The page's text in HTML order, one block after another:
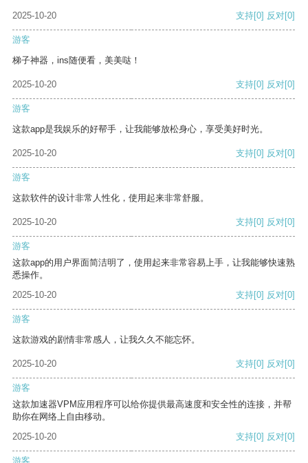
2025-10-20 支持[0] 反对[0]
游客
梯子神器，ins随便看，美美哒！
2025-10-20 支持[0] 反对[0]
游客
这款app是我娱乐的好帮手，让我能够放松身心，享受美好时光。
2025-10-20 支持[0] 反对[0]
游客
这款软件的设计非常人性化，使用起来非常舒服。
2025-10-20 支持[0] 反对[0]
游客
这款app的用户界面简洁明了，使用起来非常容易上手，让我能够快速熟
悉操作。
2025-10-20
支持[0] 反对[0]
游客
这款游戏的剧情非常感人，让我久久不能忘怀。
2025-10-20 支持[0] 反对[0]
游客
这款加速器VPM应用程序可以给你提供最高速度和安全性的连接，并帮
助你在网络上自由移动。
2025-10-20
支持[0] 反对[0]
游客